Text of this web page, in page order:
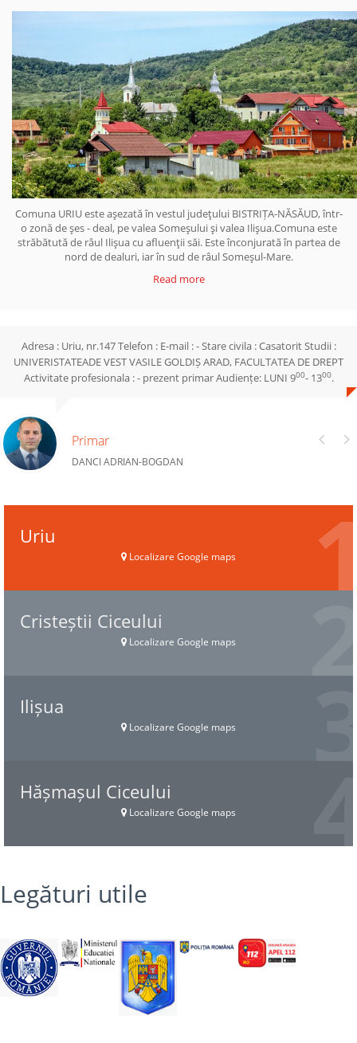
Comuna URIU este aşezată în vestul judeţului BISTRIȚA-NĂSĂUD, într-
o zonă de şes - deal, pe valea Someşului şi valea Ilişua.Comuna este
străbătută de râul Ilişua cu afluenţii săi. Este înconjurată în partea de
nord de dealuri, iar în sud de râul Someşul-Mare.
Read more
Adresa : Uriu, nr.147 Telefon : E-mail : - Stare civila : Casatorit Studii :
UNIVERISTATEADE VEST VASILE GOLDIȘ ARAD, FACULTATEA DE DREPT
Activitate profesionala : - prezent primar Audiențe: LUNI 900- 1300.
Primar
DANCI ADRIAN-BOGDAN
Uriu
Localizare Google maps
Cristeștii Ciceului
Localizare Google maps
Ilișua
Localizare Google maps
Hășmașul Ciceului
Localizare Google maps
Legături utile